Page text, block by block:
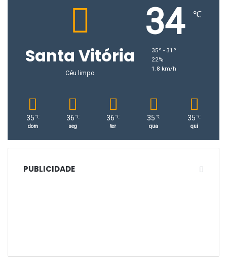
Santa Vitória
Céu limpo
34 ℃
35º - 31º
22%
1.8 km/h
35 ℃
dom
36 ℃
seg
36 ℃
ter
35 ℃
qua
35 ℃
qui
PUBLICIDADE